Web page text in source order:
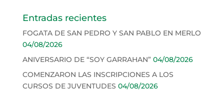
Entradas recientes
FOGATA DE SAN PEDRO Y SAN PABLO EN MERLO
04/08/2026
ANIVERSARIO DE “SOY GARRAHAN” 04/08/2026
COMENZARON LAS INSCRIPCIONES A LOS
CURSOS DE JUVENTUDES 04/08/2026